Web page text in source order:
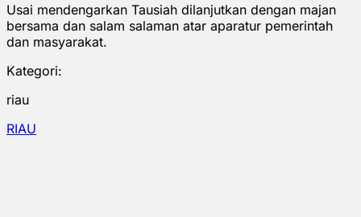
Usai mendengarkan Tausiah dilanjutkan dengan majan
bersama dan salam salaman atar aparatur pemerintah
dan masyarakat.
Kategori:
riau
RIAU